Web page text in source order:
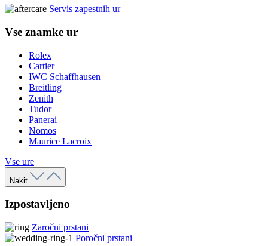
Servis zapestnih ur
Vse znamke ur
Rolex
Cartier
IWC Schaffhausen
Breitling
Zenith
Tudor
Panerai
Nomos
Maurice Lacroix
Vse ure
Nakit
Izpostavljeno
Zaročni prstani
Poročni prstani